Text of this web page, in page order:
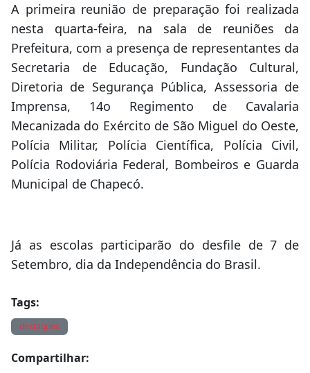
A primeira reunião de preparação foi realizada
nesta quarta-feira, na sala de reuniões da
Prefeitura, com a presença de representantes da
Secretaria de Educação, Fundação Cultural,
Diretoria de Segurança Pública, Assessoria de
Imprensa, 14o Regimento de Cavalaria
Mecanizada do Exército de São Miguel do Oeste,
Polícia Militar, Polícia Científica, Polícia Civil,
Polícia Rodoviária Federal, Bombeiros e Guarda
Municipal de Chapecó.
Já as escolas participarão do desfile de 7 de
Setembro, dia da Independência do Brasil.
Tags:
destaques
Compartilhar: